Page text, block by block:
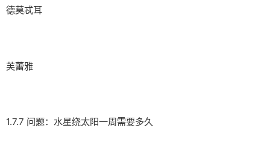
德莫忒耳
芙蕾雅
1.7.7 问题：水星绕太阳一周需要多久